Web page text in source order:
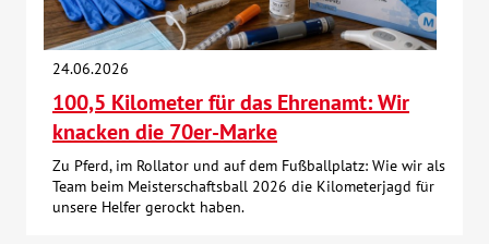
24.06.2026
100,5 Kilometer für das Ehrenamt: Wir
knacken die 70er-Marke
Zu Pferd, im Rollator und auf dem Fußballplatz: Wie wir als
Team beim Meisterschaftsball 2026 die Kilometerjagd für
unsere Helfer gerockt haben.